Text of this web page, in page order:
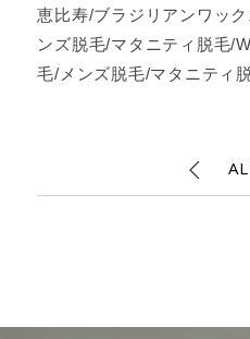
恵比寿/ブラジリアンワッ
ンズ脱毛/マタニティ脱毛/
毛/メンズ脱毛/マタニティ